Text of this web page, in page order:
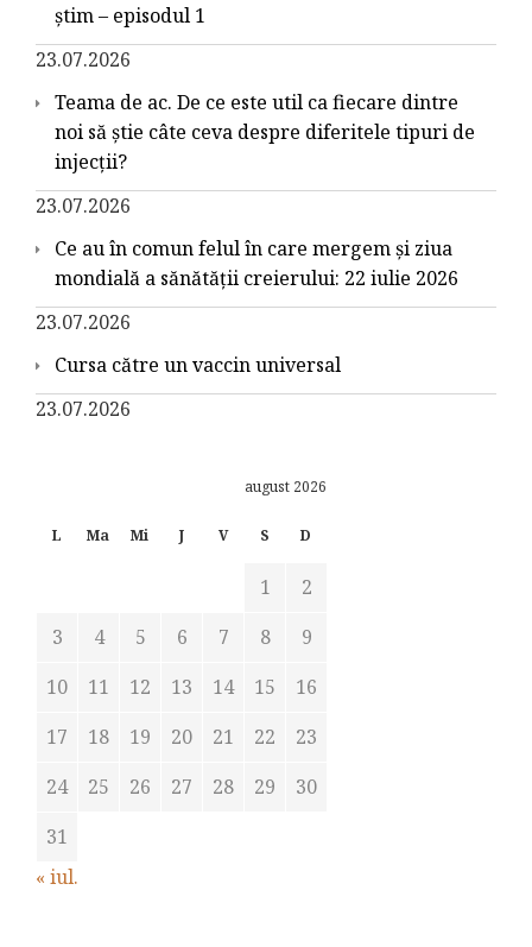
știm – episodul 1
23.07.2026
Teama de ac. De ce este util ca fiecare dintre
noi să știe câte ceva despre diferitele tipuri de
injecții?
23.07.2026
Ce au în comun felul în care mergem și ziua
mondială a sănătății creierului: 22 iulie 2026
23.07.2026
Cursa către un vaccin universal
23.07.2026
august 2026
L Ma Mi J V S D
1
2
3
4 5 6 7 8
9
10
11 12 13 14 15
16
17
18 19 20 21 22
23
24
25 26 27 28 29
30
31
« iul.